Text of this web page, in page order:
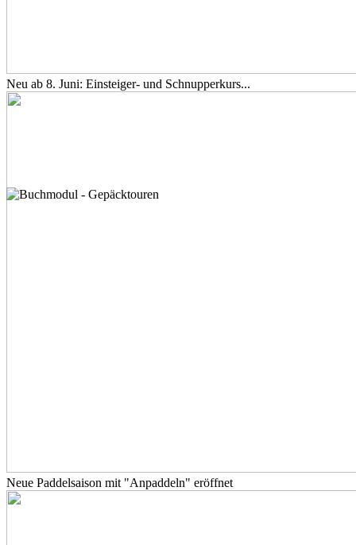
Neu ab 8. Juni: Einsteiger- und Schnupperkurs...
Neue Paddelsaison mit "Anpaddeln" eröffnet